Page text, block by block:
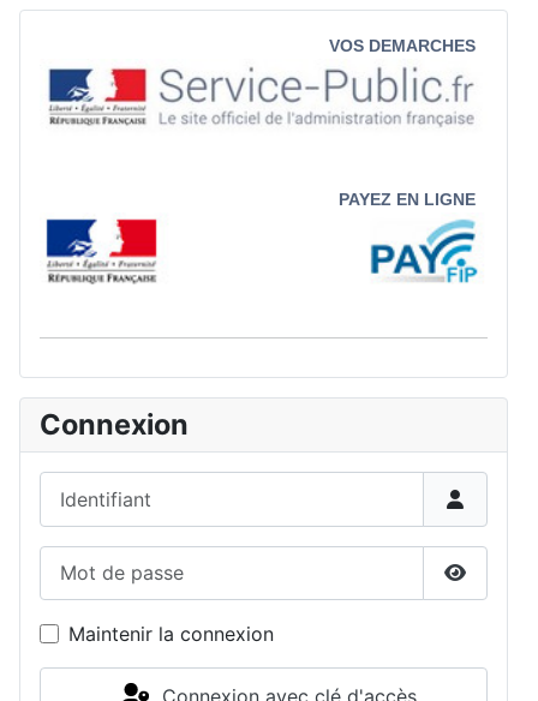
VOS DEMARCHES
PAYEZ EN LIGNE
Connexion
Afficher
Maintenir la connexion